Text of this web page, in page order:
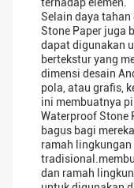
terhadap elemen.
Selain daya
Stone Paper juga
dapat digunakan
bertekstur yang
dimensi desain
pola, atau grafis,
ini membuatnya
Waterproof Stone
bagus bagi
ramah
dan ramah